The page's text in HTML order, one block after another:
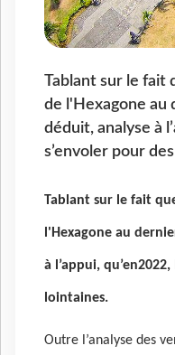
Tablant sur le fait
de l'Hexagone au
déduit, analyse à
s’envoler pour
Tablant sur le fait
l'Hexagone au
à l’appui, qu’en2022,
lointaines.
Outre l’analyse des